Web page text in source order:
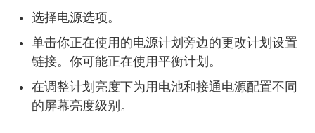
选择电源选项。
单击你正在使用的电源计划旁边的更改计划设置
链接。你可能正在使用平衡计划。
在调整计划亮度下为用电池和接通电源配置不同
的屏幕亮度级别。